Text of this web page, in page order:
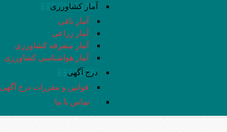
آمار کشاورزی
آمار باغی
آمار زراعی
آمار متفرقه کشاورزی
آمار هواشناسی کشاورزی
درج آگهی
قوانین و مقررات درج آگهی
تماس با ما